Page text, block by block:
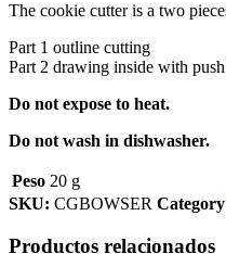
The cookie cutter is a two
Part 1 outline cutting
Part 2 drawing inside with
Do not expose to heat.
Do not wash in dishwasher.
Peso 20 g
SKU: CGBOWSER
Productos relacionados